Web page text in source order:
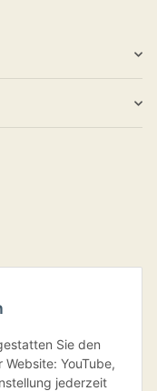
Sie den
YouTube,
jederzeit